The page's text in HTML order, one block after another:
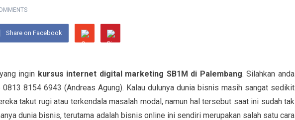
Share on Facebook
ingin kursus internet digital marketing SB1M di Palembang. Silahkan anda
8154 6943 (Andreas Agung). Kalau dulunya dunia bisnis masih sangat sedikit
takut rugi atau terkendala masalah modal, namun hal tersebut saat ini sudah tak
dunia bisnis, terutama adalah bisnis online ini sendiri merupakan salah satu cara